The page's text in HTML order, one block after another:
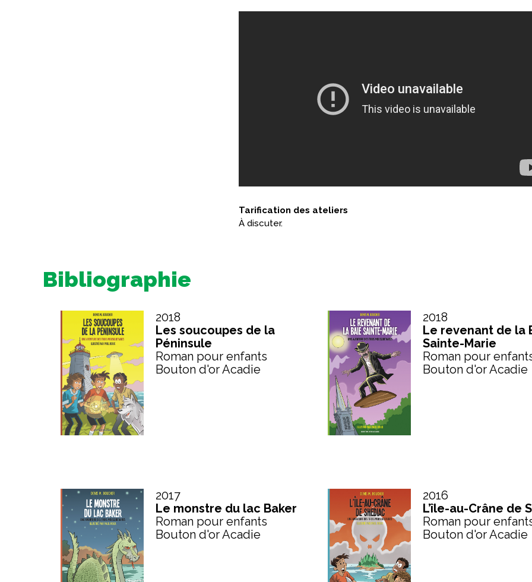
Tarification des ateliers
À discuter.
Bibliographie
2018
Les soucoupes de la
Péninsule
Roman pour enfants
Bouton d'or Acadie
2018
Le revenant de la
Sainte-Marie
Roman pour
Bouton d'or Acadie
2017
Le monstre du lac Baker
Roman pour enfants
Bouton d'or Acadie
2016
L’île-au-Crâne de
Roman pour
Bouton d'or Acadie